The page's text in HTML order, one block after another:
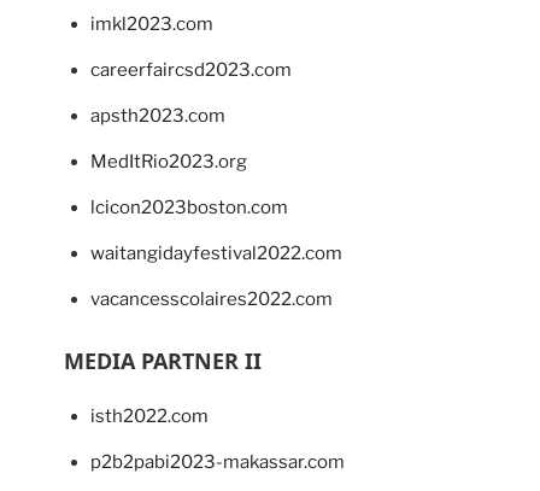
imkl2023.com
careerfaircsd2023.com
apsth2023.com
MedItRio2023.org
lcicon2023boston.com
waitangidayfestival2022.com
vacancesscolaires2022.com
MEDIA PARTNER II
isth2022.com
p2b2pabi2023-makassar.com